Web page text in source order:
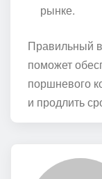
рынке.
Правильный
поможет
поршневого
и продлить